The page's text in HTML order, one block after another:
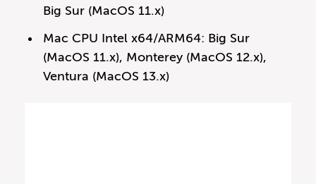
Big Sur (MacOS 11.x)
Mac CPU Intel x64/ARM64: Big Sur
(MacOS 11.x), Monterey (MacOS 12.x),
Ventura (MacOS 13.x)